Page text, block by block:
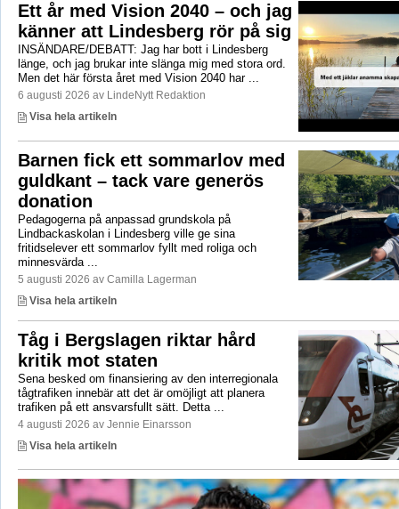
Ett år med Vision 2040 – och jag
känner att Lindesberg rör på sig
INSÄNDARE/DEBATT: Jag har bott i Lindesberg
länge, och jag brukar inte slänga mig med stora ord.
Men det här första året med Vision 2040 har ...
6 augusti 2026 av LindeNytt Redaktion
Visa hela artikeln
Barnen fick ett sommarlov med
guldkant – tack vare generös
donation
Pedagogerna på anpassad grundskola på
Lindbackaskolan i Lindesberg ville ge sina
fritidselever ett sommarlov fyllt med roliga och
minnesvärda ...
5 augusti 2026 av Camilla Lagerman
Visa hela artikeln
Tåg i Bergslagen riktar hård
kritik mot staten
Sena besked om finansiering av den interregionala
tågtrafiken innebär att det är omöjligt att planera
trafiken på ett ansvarsfullt sätt. Detta ...
4 augusti 2026 av Jennie Einarsson
Visa hela artikeln